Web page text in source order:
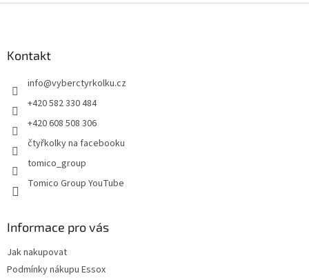
v
Kontakt
info@vyberctyrkolku.cz
+420 582 330 484
+420 608 508 306
čtyřkolky na facebooku
tomico_group
Tomico Group YouTube
Informace pro vás
Jak nakupovat
Podmínky nákupu Essox